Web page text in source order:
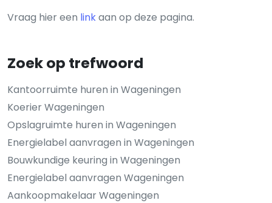
Vraag hier een linkaan op deze pagina.
Zoek op trefwoord
Kantoorruimte huren in Wageningen
Koerier Wageningen
Opslagruimte huren in Wageningen
Energielabel aanvragen in Wageningen
Bouwkundige keuring in Wageningen
Energielabel aanvragen Wageningen
Aankoopmakelaar Wageningen